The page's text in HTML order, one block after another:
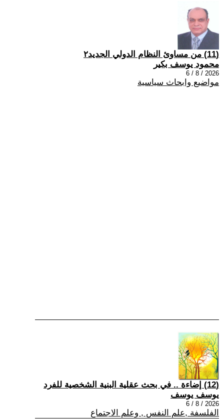
(11) من مساوئ النظام الدولي الجديد٢
محمود يوسف بكير
2026 / 8 / 6
مواضيع وابحاث سياسية
(12) إضاءة .. في بحث عقلية البنية الشخصية للفرد
يوسف يوسف
2026 / 8 / 6
الفلسفة ,علم النفس , وعلم الاجتماع